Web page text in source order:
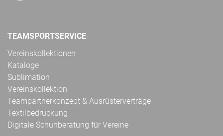
TEAMSPORTSERVICE
Vereinskollektionen
Kataloge
Sublimation
Vereinskollektion
Teampartnerkonzept & Ausrüsterverträge
Textilbedruckung
Digitale Schuhberatung für Vereine